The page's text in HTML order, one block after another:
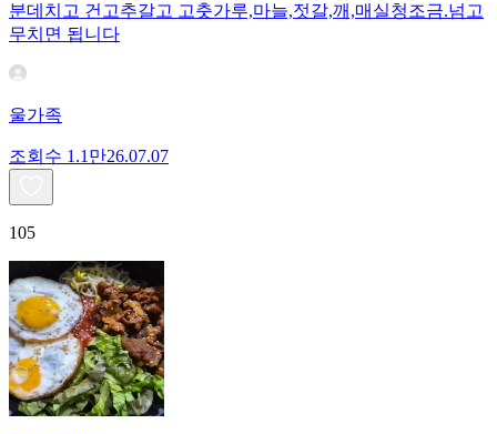
분데치고 건고추갈고 고춧가루,마늘,젓갈,깨,매실청조금.넘고
무치면 됩니다
울가족
조회수 1.1만26.07.07
105